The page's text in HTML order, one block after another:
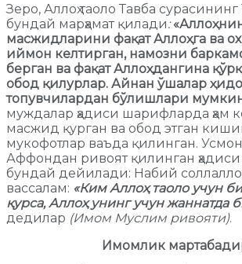
Зеро, Аллоҳ таоло Тавба
бундай марҳамат қилади:
масжидларини фақат Аллоҳга ва
иймон келтирган, намозни
берган ва фақат Аллоҳдангина
обод қилурлар. Айнан ўшалар
топувчилардан бўлишлари
муждалар ҳадиси шарифларда ҳам
масжид қурган ва обод этган
мукофотлар ваъда қилинган.
Аффондан ривоят қилинган
бундай дейилади: Набий
вассалам: «Ким Аллоҳ таоло учун
қурса, Аллоҳ унинг учун жаннатда
дедилар (Имом Муслим ривояти).
Имомлик